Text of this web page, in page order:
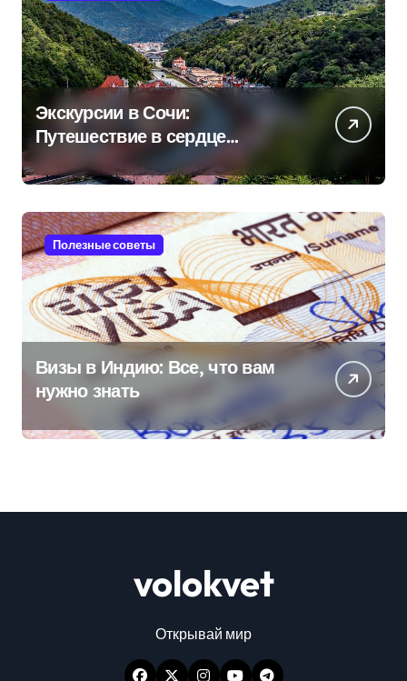
Экскурсии в Сочи:
Путешествие в сердце
Черноморского курорта
Полезные советы
Визы в Индию: Все, что вам
нужно знать
volokvet
Открывай мир